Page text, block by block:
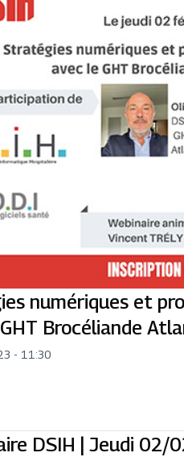
numériques et
Brocéliande
- 11:30
DSIH | Jeudi 02/